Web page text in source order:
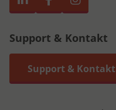
Support & Kontakt
Support & Kontakt